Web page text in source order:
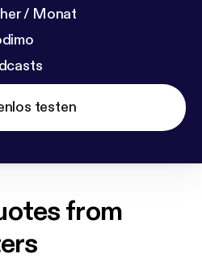
/ Monat
testen
from